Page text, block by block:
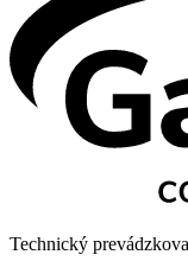
Technický